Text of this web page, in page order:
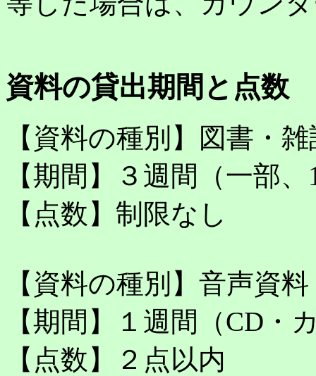
資料の貸出期間と点数
【資料の種別】図書・
【期間】３週間（一部
【点数】制限なし
【資料の種別】音声資料
【期間】１週間（CD・
【点数】２点以内